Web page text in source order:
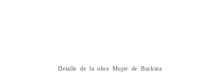
Detalle de la obra Mujer de Burkina